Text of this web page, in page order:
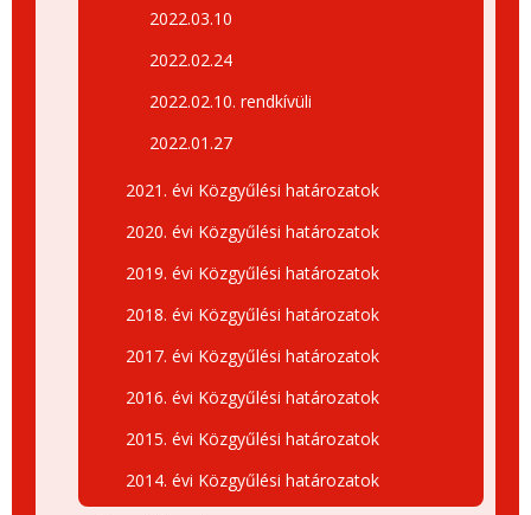
2022.03.10
2022.02.24
2022.02.10. rendkívüli
2022.01.27
2021. évi Közgyűlési határozatok
2020. évi Közgyűlési határozatok
2019. évi Közgyűlési határozatok
2018. évi Közgyűlési határozatok
2017. évi Közgyűlési határozatok
2016. évi Közgyűlési határozatok
2015. évi Közgyűlési határozatok
2014. évi Közgyűlési határozatok